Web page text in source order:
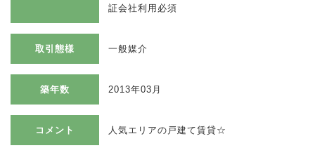
証会社利用必須
取引態様 一般媒介
築年数 2013年03月
コメント 人気エリアの戸建て賃貸☆